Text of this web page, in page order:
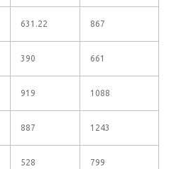
631.22 867
390 661
919 1088
887 1243
528 799